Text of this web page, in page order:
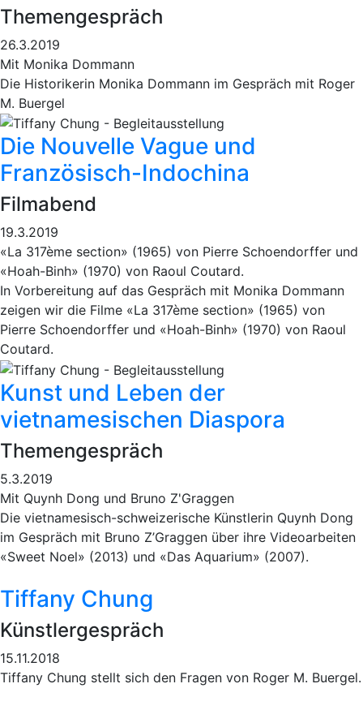
Themengespräch
26.3.2019
Mit Monika Dommann
Die Historikerin Monika Dommann im Gespräch mit Roger
M. Buergel
Die Nouvelle Vague und
Französisch-Indochina
Filmabend
19.3.2019
«La 317ème section» (1965) von Pierre Schoendorffer und
«Hoah-Binh» (1970) von Raoul Coutard.
In Vorbereitung auf das Gespräch mit Monika Dommann
zeigen wir die Filme «La 317ème section» (1965) von
Pierre Schoendorffer und «Hoah-Binh» (1970) von Raoul
Coutard.
Kunst und Leben der
vietnamesischen Diaspora
Themengespräch
5.3.2019
Mit Quynh Dong und Bruno Z'Graggen
Die vietnamesisch-schweizerische Künstlerin Quynh Dong
im Gespräch mit Bruno Z’Graggen über ihre Videoarbeiten
«Sweet Noel» (2013) und «Das Aquarium» (2007).
Tiffany Chung
Künstlergespräch
15.11.2018
Tiffany Chung stellt sich den Fragen von Roger M. Buergel.